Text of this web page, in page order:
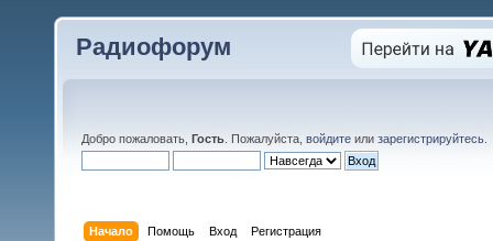
Радиофорум
Добро пожаловать, Гость . Пожалуйста, войдите или зарегистрируйтесь
Начало Помощь Вход Регистрация